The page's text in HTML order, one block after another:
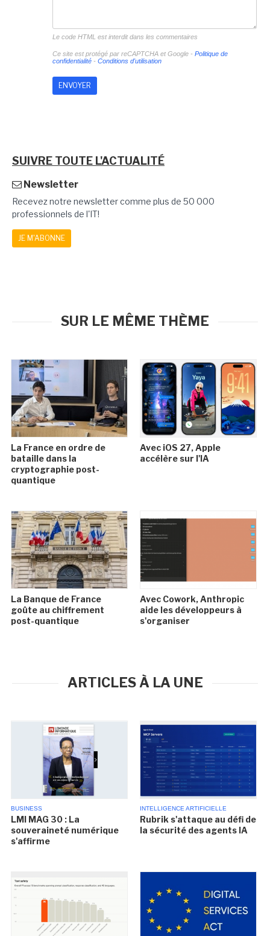
Le code HTML est interdit dans les commentaires
Ce site est protégé par reCAPTCHA et Google - Politique de
confidentialité- Conditions d'utilisation
SUIVRE TOUTE L'ACTUALITÉ
Newsletter
Recevez notre newsletter comme plus de 50 000
professionnels de l'IT!
JE M'ABONNE
SUR LE MÊME THÈME
La France en ordre de
bataille dans la
cryptographie post-
quantique
Avec iOS 27, Apple
accélère sur l'IA
La Banque de France
goûte au chiffrement
post-quantique
Avec Cowork, Anthropic
aide les développeurs à
s'organiser
ARTICLES À LA UNE
BUSINESS
LMI MAG 30 : La
souveraineté numérique
s'affirme
INTELLIGENCE ARTIFICIELLE
Rubrik s'attaque au défi de
la sécurité des agents IA